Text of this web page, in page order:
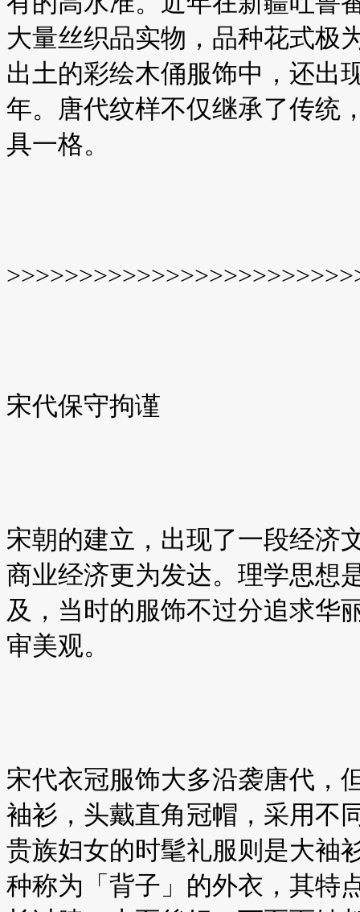
大量丝织品实物，品种花式极
出土的彩绘木俑服饰中，还出
年。唐代纹样不仅继承了传统
具一格。
宋代保守拘谨
宋朝的建立，出现了一段经济
商业经济更为发达。理学思想
及，当时的服饰不过分追求华
审美观。
宋代衣冠服饰大多沿袭唐代，
袖衫，头戴直角冠帽，采用不
贵族妇女的时髦礼服则是大袖
种称为「背子」的外衣，其特